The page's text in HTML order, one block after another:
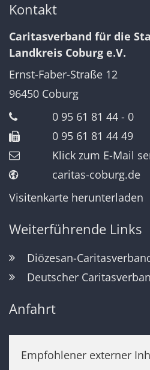
Kontakt
Caritasverband für die
Landkreis Coburg e.V.
Ernst-Faber-Straße 12
96450 Coburg
0 95 61 81 44 - 0
0 95 61 81 44 49
Klick zum E-Mail
caritas-coburg.de
Visitenkarte herunterladen
Weiterführende Links
Diözesan-
Deutscher
Anfahrt
Empfohlener externer